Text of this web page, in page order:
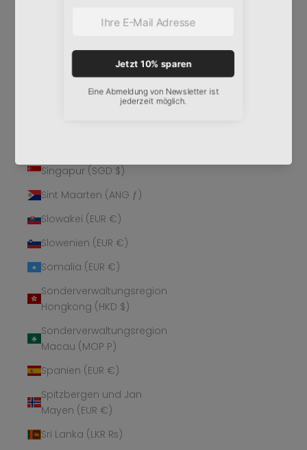
Schweiz (CHF CHF)
Senegal (XOF Fr)
Serbien (RSD РСД)
Seychellen (EUR €)
Singapur (SGD $)
Sint Maarten (ANG ƒ)
Slowakei (EUR €)
Slowenien (EUR €)
Somalia (EUR €)
Sonderverwaltungsregion
Hongkong (HKD $)
Sonderverwaltungsregion
Macau (MOP P)
Spanien (EUR €)
Spitzbergen und Jan
Mayen (EUR €)
Sri Lanka (LKR ₨)